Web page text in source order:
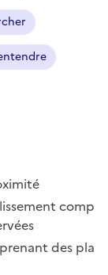
comp
des pla